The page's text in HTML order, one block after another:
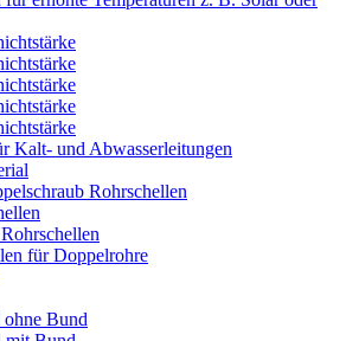
Kalt- und Abwasserleitungen
Rohrschellen
für Doppelrohre
ohne Bund